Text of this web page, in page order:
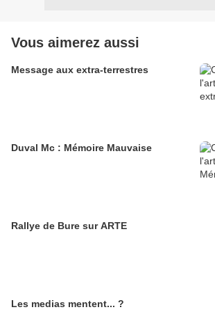
Vous aimerez aussi
Message aux extra-terrestres
Duval Mc : Mémoire Mauvaise
Rallye de Bure sur ARTE
Les medias mentent... ?